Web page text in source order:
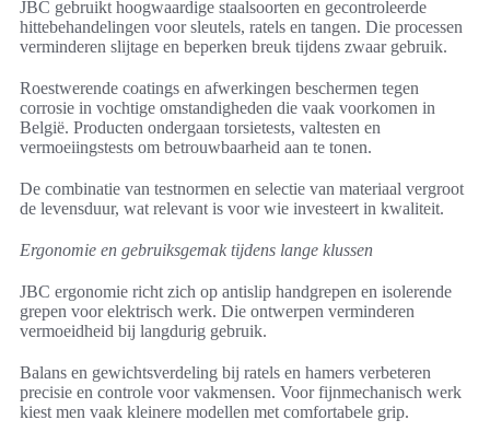
JBC gebruikt hoogwaardige staalsoorten en gecontroleerde
hittebehandelingen voor sleutels, ratels en tangen. Die processen
verminderen slijtage en beperken breuk tijdens zwaar gebruik.
Roestwerende coatings en afwerkingen beschermen tegen
corrosie in vochtige omstandigheden die vaak voorkomen in
België. Producten ondergaan torsietests, valtesten en
vermoeiingstests om betrouwbaarheid aan te tonen.
De combinatie van testnormen en selectie van materiaal vergroot
de levensduur, wat relevant is voor wie investeert in kwaliteit.
Ergonomie en gebruiksgemak tijdens lange klussen
JBC ergonomie richt zich op antislip handgrepen en isolerende
grepen voor elektrisch werk. Die ontwerpen verminderen
vermoeidheid bij langdurig gebruik.
Balans en gewichtsverdeling bij ratels en hamers verbeteren
precisie en controle voor vakmensen. Voor fijnmechanisch werk
kiest men vaak kleinere modellen met comfortabele grip.